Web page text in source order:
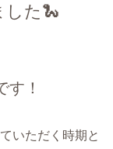
した🐍
！
いただく時期と